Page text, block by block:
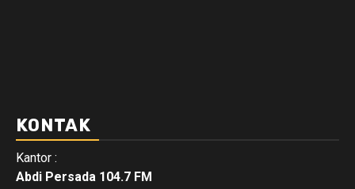
KONTAK
Kantor :
Abdi Persada 104.7 FM